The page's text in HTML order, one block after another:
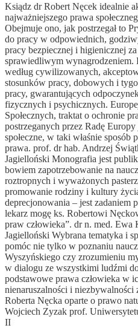
Ksiądz dr Robert Nęcek idealnie
najważniejszego prawa
Obejmuje ono, jak postrzegał to
do pracy w odpowiednich,
pracy bezpiecznej i higienicznej
sprawiedliwym wynagrodzeniem.
według cywilizowanych,
stosunków pracy, dobowych i
pracy, gwarantujących
fizycznych i psychicznych.
Społecznych, traktat o ochronie
postrzeganych przez Radę
społeczne, w taki właśnie sposób
prawa. prof. dr hab. Andrzej
Jagielloński Monografia jest
bowiem zapotrzebowanie na
roztropnych i wyważonych
promowanie rodziny i kultury
deprecjonowania – jest zadaniem
lekarz mogę ks. Robertowi­
praw człowieka”. dr n. med. Ewa
Jagielloński Wybrana tematyka i
pomóc nie tylko w poznaniu
Wyszyńskiego czy zrozumieniu
w dialogu ze wszystkimi ludźmi
podstawowe prawa człowieka w
nienaruszalności i niezbywalności
Roberta Nęcka oparte o prawo
Wojciech Zyzak prof.
II